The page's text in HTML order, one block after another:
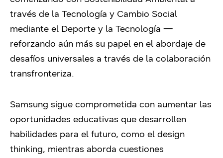
través de la Tecnología y Cambio Social
mediante el Deporte y la Tecnología —
reforzando aún más su papel en el abordaje de
desafíos universales a través de la colaboración
transfronteriza.
Samsung sigue comprometida con aumentar las
oportunidades educativas que desarrollen
habilidades para el futuro, como el design
thinking, mientras aborda cuestiones